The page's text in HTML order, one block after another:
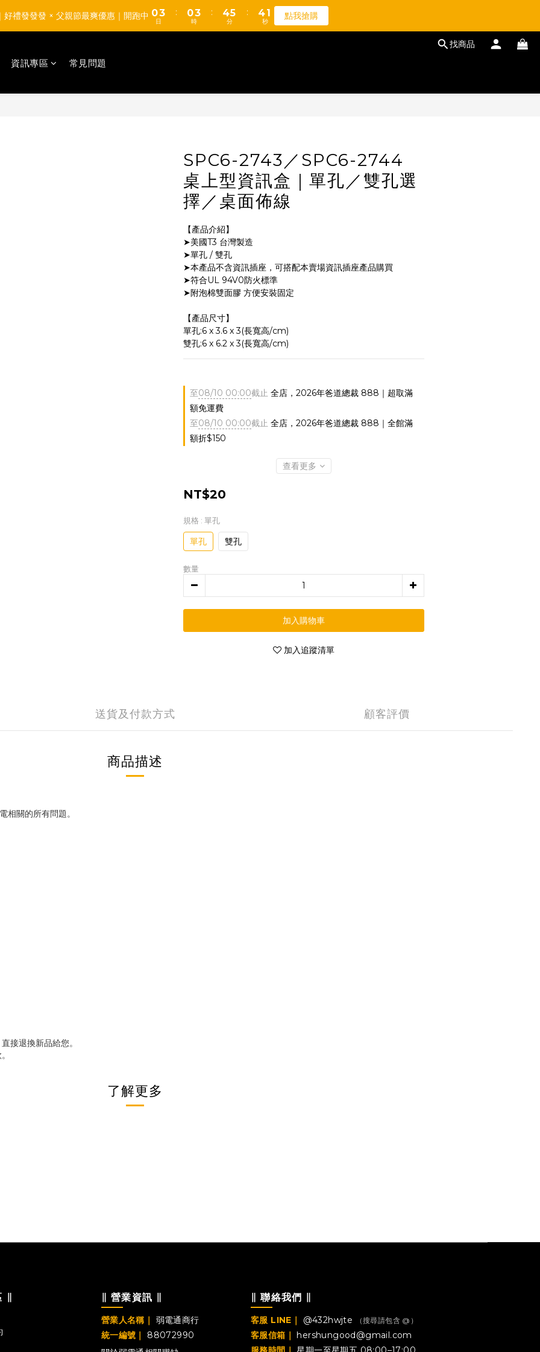
【TUMAX】通風衣套組 高CP值平價首選 d(d＇∀＇)
0
2
0
1
0
3
1
2
1
0
禮發發發 × 父親節最爽優惠｜開跑中 03
2
日
:
03
2
時
:
4
3
5
4
分
:
4
3
0
秒
點我搶購
找商品
資訊專區 常見問題
SPC6-2743／SPC6-2744
桌上型資訊盒｜單孔／雙孔選
擇／桌面佈線
【產品介紹】
➤美國T3 台灣製造
➤單孔 / 雙孔
➤本產品不含資訊插座，可搭配本賣場資訊插座產品購買
➤符合UL 94V0防火標準
➤附泡棉雙面膠 方便安裝固定
【產品尺寸】
單孔:6 x 3.6 x 3(長寬高/cm)
雙孔:6 x 6.2 x 3(長寬高/cm)
至08/10 00:00截止 全店，2026年爸道總裁 888｜超取滿
額免運費
至08/10 00:00截止 全店，2026年爸道總裁 888｜全館滿
額折$150
查看更多
NT$20
規格 : 單孔
單孔 雙孔
數量
加入購物車
加入追蹤清單
送貨及付款方式 顧客評價
商品描述
相關的所有問題。
接退換新品給您。
了解更多
∥ 營業資訊 ∥
營業人名稱｜
弱電通商行
統一編號｜
88072990
∥ 聯絡我們 ∥
客服 LINE｜ @432hwjte （搜尋請包含 @）
客服信箱｜ hershungood@gmail.com